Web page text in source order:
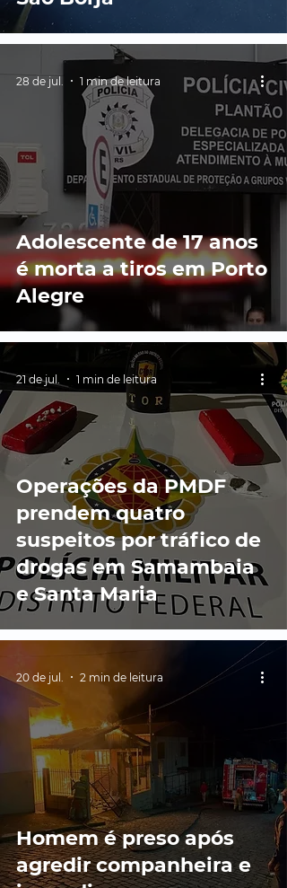
Adolescente de 17 anos
é morta a tiros em Porto
Alegre
28 de jul. 1 min de leitura
Operações da PMDF
prendem quatro
suspeitos por tráfico de
drogas em Samambaia
e Santa Maria
21 de jul. 1 min de leitura
Homem é preso após
agredir companheira e
20 de jul. 2 min de leitura